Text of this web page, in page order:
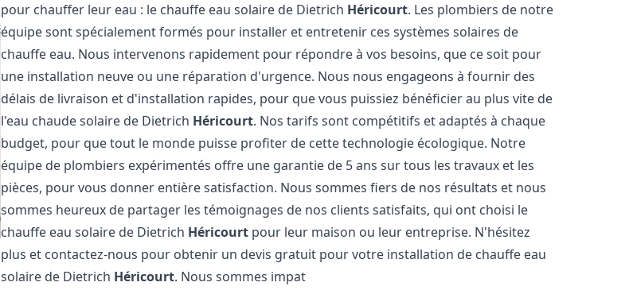
pour chauffer leur eau : le chauffe eau solaire de Dietrich Héricourt. Les plombiers de notre
équipe sont spécialement formés pour installer et entretenir ces systèmes solaires de
chauffe eau. Nous intervenons rapidement pour répondre à vos besoins, que ce soit pour
une installation neuve ou une réparation d'urgence. Nous nous engageons à fournir des
délais de livraison et d'installation rapides, pour que vous puissiez bénéficier au plus vite de
l'eau chaude solaire de Dietrich Héricourt. Nos tarifs sont compétitifs et adaptés à chaque
budget, pour que tout le monde puisse profiter de cette technologie écologique. Notre
équipe de plombiers expérimentés offre une garantie de 5 ans sur tous les travaux et les
pièces, pour vous donner entière satisfaction. Nous sommes fiers de nos résultats et nous
sommes heureux de partager les témoignages de nos clients satisfaits, qui ont choisi le
chauffe eau solaire de Dietrich Héricourt pour leur maison ou leur entreprise. N'hésitez
plus et contactez-nous pour obtenir un devis gratuit pour votre installation de chauffe eau
solaire de Dietrich Héricourt. Nous sommes impat